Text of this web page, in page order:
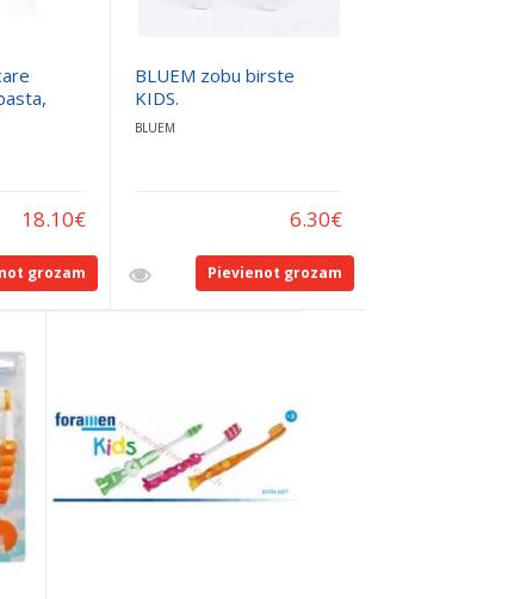
18.10€
grozam
BLUEM zobu birste
KIDS.
BLUEM
6.30€
Pievienot grozam